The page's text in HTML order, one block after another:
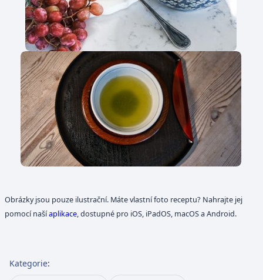
Obrázky jsou pouze ilustrační. Máte vlastní foto receptu? Nahrajte jej
pomocí našíaplikace, dostupné pro iOS, iPadOS, macOS a Android.
Kategorie: